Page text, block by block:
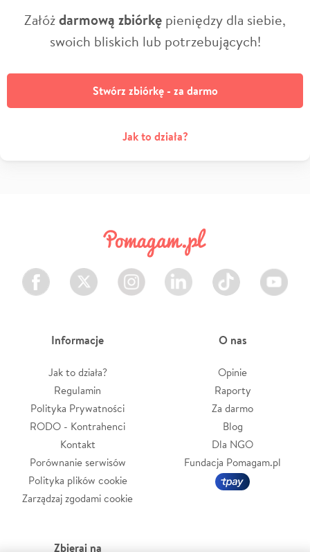
Załóżdarmową zbiórkę pieniędzy dla siebie,
swoich bliskich lub potrzebujących!
Stwórz zbiórkę - za darmo
Jak to działa?
Facebook Twitter Instagram LinkedIn TikTok Youtube
Informacje
Jak to działa?
Regulamin
Polityka Prywatności
RODO - Kontrahenci
Kontakt
Porównanie serwisów
Polityka plików cookie
Zarządzaj zgodami cookie
O nas
Opinie
Raporty
Za darmo
Blog
Dla NGO
Fundacja Pomagam.pl
Zbieraj na